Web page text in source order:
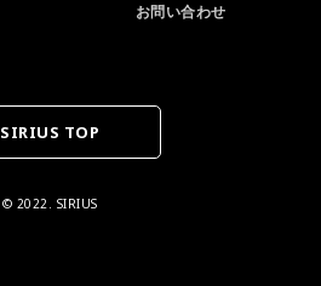
お問い合わせ
SIRIUS TOP
© 2022. SIRIUS